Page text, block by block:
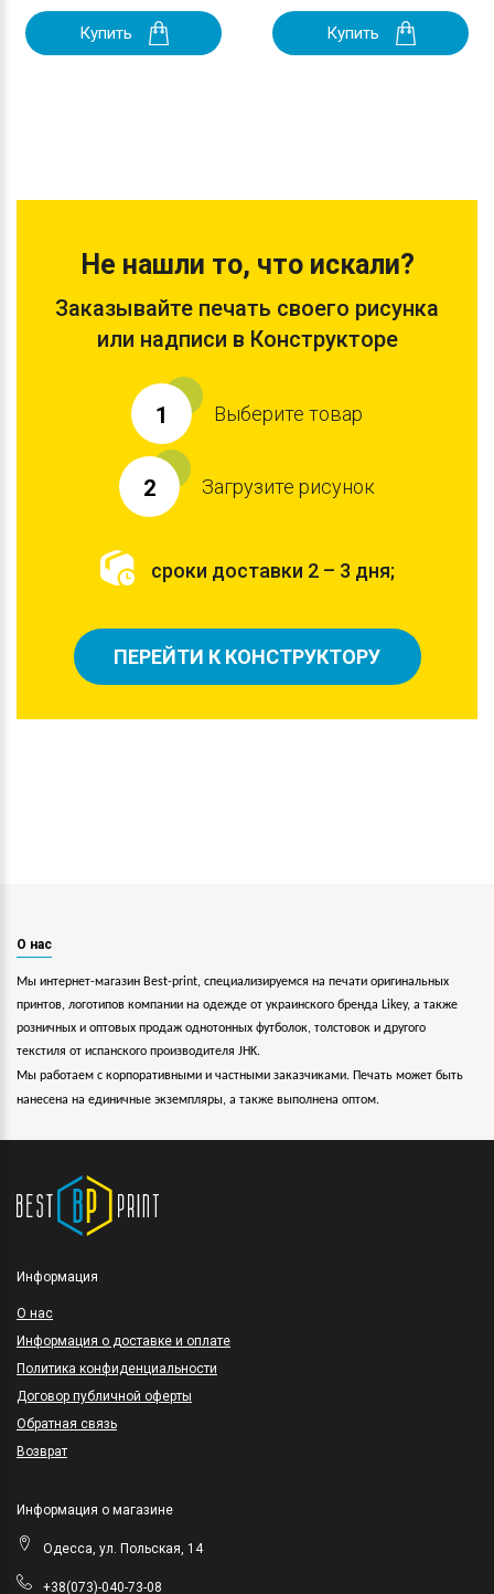
Купить Купить
Не нашли то, что искали?
Заказывайте печать своего рисунка
или надписи в Конструкторе
1 Выберите товар
2 Загрузите рисунок
сроки доставки 2 – 3 дня;
ПЕРЕЙТИ К КОНСТРУКТОРУ
О нас
Мы интернет-магазин Best-print, специализируемся на печати оригинальных
принтов, логотипов компании на одежде от украинского бренда Likey, а также
розничных и оптовых продаж однотонных футболок, толстовок и другого
текстиля от испанского производителя JHK.
Мы работаем с корпоративными и частными заказчиками. Печать может быть
нанесена на единичные экземпляры, а также выполнена оптом.
Информация
O нас
Информация о доставке и оплате
Политика конфиденциальности
Договор публичной оферты
Обратная связь
Возврат
Информация о магазине
Одесса, ул. Польская, 14
+38(073)-040-73-08